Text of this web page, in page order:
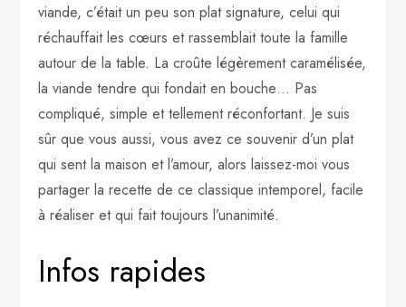
viande, c’était un peu son plat signature, celui qui
réchauffait les cœurs et rassemblait toute la famille
autour de la table. La croûte légèrement caramélisée,
la viande tendre qui fondait en bouche… Pas
compliqué, simple et tellement réconfortant. Je suis
sûr que vous aussi, vous avez ce souvenir d’un plat
qui sent la maison et l’amour, alors laissez-moi vous
partager la recette de ce classique intemporel, facile
à réaliser et qui fait toujours l’unanimité.
Infos rapides